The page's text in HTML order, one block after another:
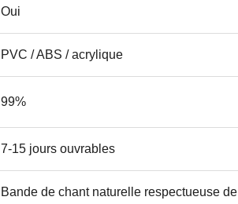
Oui
PVC / ABS / acrylique
99%
7-15 jours ouvrables
Bande de chant naturelle respectueuse de